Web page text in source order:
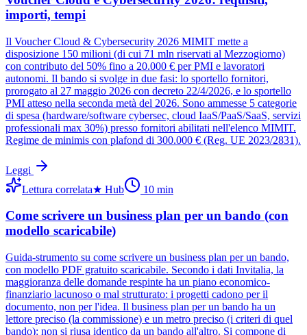
importi, tempi
Il Voucher Cloud & Cybersecurity 2026 MIMIT mette a
disposizione 150 milioni (di cui 71 mln riservati al Mezzogiorno)
con contributo del 50% fino a 20.000 € per PMI e lavoratori
autonomi. Il bando si svolge in due fasi: lo sportello fornitori,
prorogato al 27 maggio 2026 con decreto 22/4/2026, e lo sportello
PMI atteso nella seconda metà del 2026. Sono ammesse 5 categorie
di spesa (hardware/software cybersec, cloud IaaS/PaaS/SaaS, servizi
professionali max 30%) presso fornitori abilitati nell'elenco MIMIT.
Regime de minimis con plafond di 300.000 € (Reg. UE 2023/2831).
Leggi
Lettura correlata★ Hub 10 min
Come scrivere un business plan per un bando (con
modello scaricabile)
Guida-strumento su come scrivere un business plan per un bando,
con modello PDF gratuito scaricabile. Secondo i dati Invitalia, la
maggioranza delle domande respinte ha un piano economico-
finanziario lacunoso o mal strutturato: i progetti cadono per il
documento, non per l'idea. Il business plan per un bando ha un
lettore preciso (la commissione) e un metro preciso (i criteri di quel
bando): non si riusa identico da un bando all'altro. Si compone di